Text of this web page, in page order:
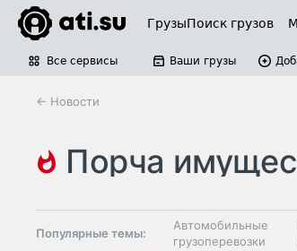
ГрузыПоиск грузов
Все сервисы Ваши грузы
← Новости
порча
Популярные темы:
Автомобильные
грузоперевозки